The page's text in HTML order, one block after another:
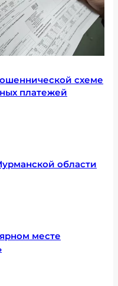
схеме
платежей
области
месте